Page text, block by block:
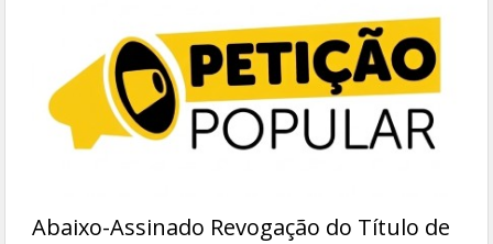
Abaixo-Assinado Revogação do Título de